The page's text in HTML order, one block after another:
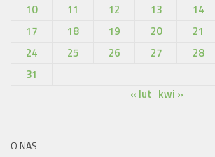
10
11 12 13 14
17
18 19 20 21
24
25 26 27 28
31
« lut kwi »
O NAS